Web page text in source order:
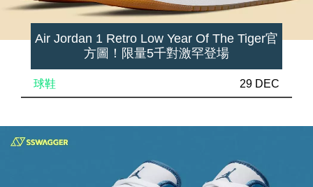
Air Jordan 1 Retro Low Year Of The Tiger官
方圖！限量5千對激罕登場
球鞋 29 DEC